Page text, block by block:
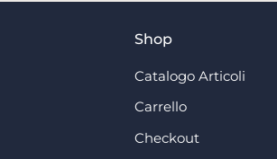
Shop
Catalogo Articoli
Carrello
Checkout